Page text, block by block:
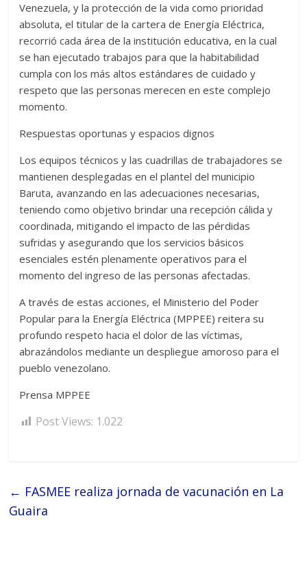
Venezuela, y la protección de la vida como prioridad
absoluta, el titular de la cartera de Energía Eléctrica,
recorrió cada área de la institución educativa, en la cual
se han ejecutado trabajos para que la habitabilidad
cumpla con los más altos estándares de cuidado y
respeto que las personas merecen en este complejo
momento.
Respuestas oportunas y espacios dignos
Los equipos técnicos y las cuadrillas de trabajadores se
mantienen desplegadas en el plantel del municipio
Baruta, avanzando en las adecuaciones necesarias,
teniendo como objetivo brindar una recepción cálida y
coordinada, mitigando el impacto de las pérdidas
sufridas y asegurando que los servicios básicos
esenciales estén plenamente operativos para el
momento del ingreso de las personas afectadas.
A través de estas acciones, el Ministerio del Poder
Popular para la Energía Eléctrica (MPPEE) reitera su
profundo respeto hacia el dolor de las víctimas,
abrazándolos mediante un despliegue amoroso para el
pueblo venezolano.
Prensa MPPEE
Post Views: 1.022
← FASMEE realiza jornada de vacunación en La
Guaira